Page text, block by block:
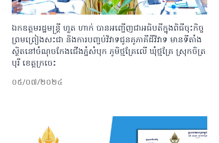
ឯកឧត្តមរដ្ឋមន្ត្រី ហួត ហាក់ បានអញ្ជើញជាអធិបតីក្នុងពិធីចុះកិច្ច
ព្រមព្រៀងសះជា និងការបញ្ចប់វិវាទជូនគូភាគីដីវិវាទ មានទីតាំង
ស្ថិតនៅចំណុចកែងជើងភ្នំសំបុក ភូមិថ្មគ្រែលើ ឃុំថ្មគ្រែ ស្រុកចិត្រ
បុរី ខេត្តក្រចេះ
០៥/០៧/២០២៤